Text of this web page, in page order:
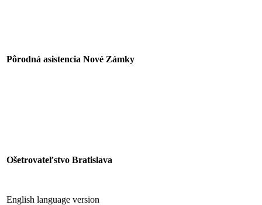
Pôrodná asistencia Nové Zámky
Ošetrovateľstvo Bratislava
English language version